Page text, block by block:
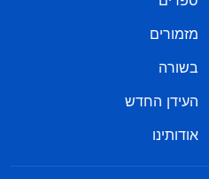
מזמורים
בשורה
העידן החדש
אודותינו